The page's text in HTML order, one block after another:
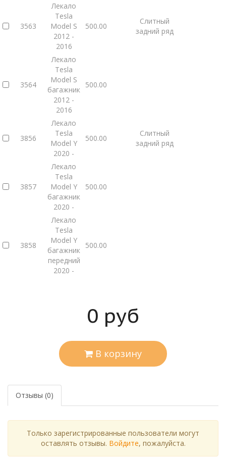
3563
Лекало
Tesla
Model S
2012 -
2016
500.00
Слитный
задний ряд
3564
Лекало
Tesla
Model S
багажник
2012 -
2016
500.00
3856
Лекало
Tesla
Model Y
2020 -
500.00
Слитный
задний ряд
3857
Лекало
Tesla
Model Y
багажник
2020 -
500.00
3858
Лекало
Tesla
Model Y
багажник
передний
2020 -
500.00
0 руб
В корзину
Отзывы (0)
Только зарегистрированные пользователи могут
оставлять отзывы. Войдите, пожалуйста.